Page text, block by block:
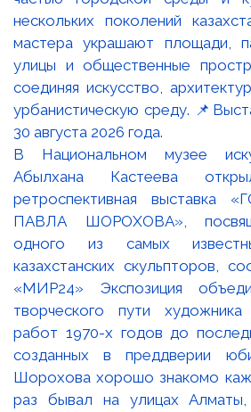
В Национальном музее
Абылхана Кастеева
ретроспективная
ПАВЛА ШОРОХОВА»,
одного из самых
казахстанских скульпторов,
«МИР24» Экспозиция
творческого пути
работ 1970-х годов до
созданных в преддверии
Шорохова хорошо знакомо
раз бывал на улицах